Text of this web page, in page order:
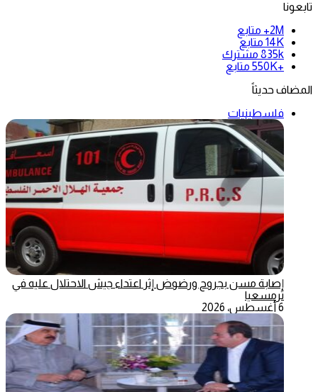
تابعونا
2M+
متابع
14K متابع
835k مشترك
+550K
متابع
المضاف حديثاً
فلسطينيات
إصابة مسن بجروح ورضوض إثر اعتداء جيش الاحتلال عليه في
ترمسعيا
6 أغسطس، 2026